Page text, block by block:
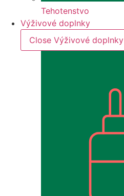
Tehotenstvo
Výživové doplnky
Close Výživové doplnky